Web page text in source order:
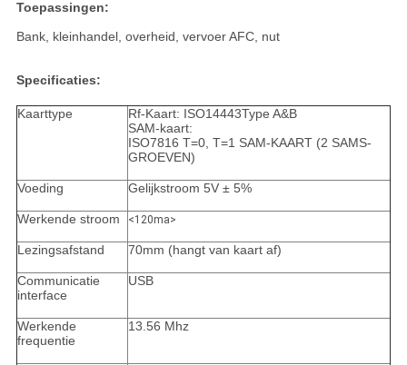
Toepassingen:
Bank, kleinhandel, overheid, vervoer AFC, nut
Specificaties:
Kaarttype
Rf-Kaart: ISO14443Type A&B
SAM-kaart:
ISO7816 T=0, T=1 SAM-KAART (2 SAMS-
GROEVEN)
Voeding Gelijkstroom 5V ± 5%
Werkende stroom <120ma>
Lezingsafstand 70mm (hangt van kaart af)
Communicatie
interface
USB
Werkende
frequentie
13.56 Mhz